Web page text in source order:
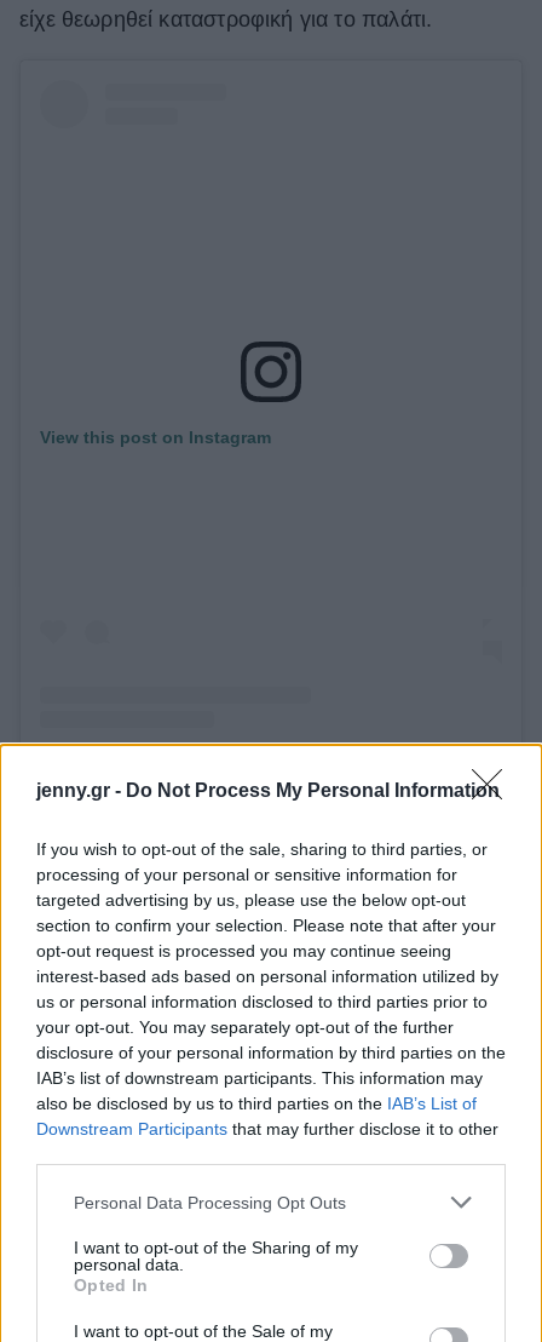
jenny.gr - Do Not Process My Personal Information
If you wish to opt-out of the sale, sharing to third parties, or
processing of your personal or sensitive information for
targeted advertising by us, please use the below opt-out
section to confirm your selection. Please note that after your
opt-out request is processed you may continue seeing
interest-based ads based on personal information utilized by
us or personal information disclosed to third parties prior to
your opt-out. You may separately opt-out of the further
disclosure of your personal information by third parties on the
IAB’s list of downstream participants. This information may
also be disclosed by us to third parties on the IAB’s List of
Downstream Participants that may further disclose it to other
Please note that this website/app uses one or more Google
not limited to your visit or usage behaviour. You may click to
grant or deny consent to Google and its third-party tags to
use your data for below specified purposes in below Google
consent section.
Personal Data Processing Opt Outs
I want to opt-out of the Sharing of my
personal data.
Opted In
I want to opt-out of the Sale of my
είχε θεωρηθεί καταστροφική για το παλάτι.
View this post on Instagram
Η συναναστροφή του με τονJeffrey Epstein- ο
οποίος αυτοκτόνησε στο κελί του το 2019 - και το
σκάνδαλο που «έσκασε» μετά την καταδίκη του,
οδήγησε τον πρίγκιπα Andrew να αποσυρθεί από
τη δημόσια ζωή.